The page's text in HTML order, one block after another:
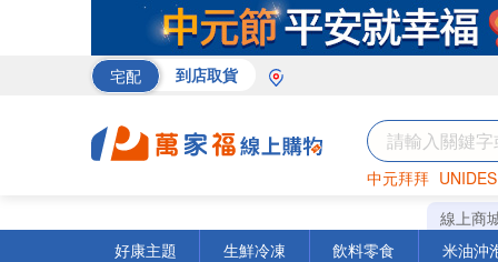
宅配 到店取貨
中元拜拜
巧克力 衛生紙
線上商
好康主題
生鮮冷凍 飲料零食 米油沖